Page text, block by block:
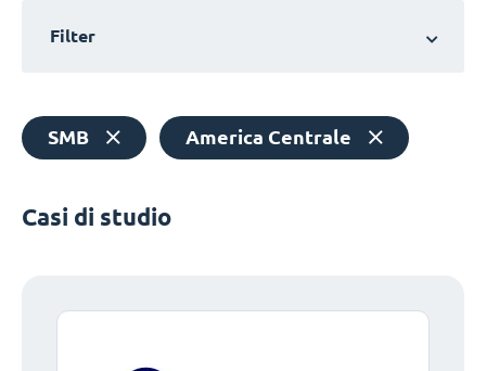
Filter
SMB America Centrale
Casi di studio